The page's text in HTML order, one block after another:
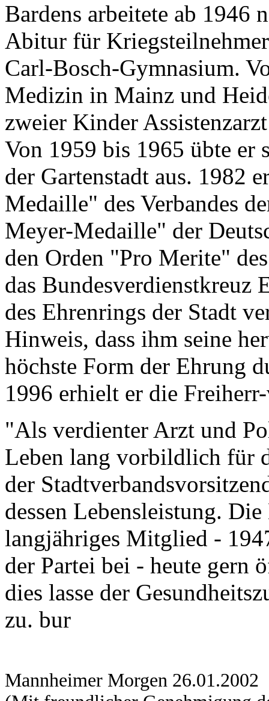
Bardens arbeitete ab 1946
Abitur für
Carl-Bosch-Gymnasium.
Medizin in Mainz und
zweier Kinder
Von 1959 bis 1965 übte er
der Gartenstadt aus. 1982
Medaille" des Verbandes
Meyer-Medaille" der
den Orden "Pro Merite"
das Bundesverdienstkreuz
des Ehrenrings der Stadt
Hinweis, dass ihm seine
höchste Form der Ehrung
1996 erhielt er die
"Als verdienter Arzt und
Leben lang vorbildlich für
der
dessen Lebensleistung.
langjähriges Mitglied -
der Partei bei - heute gern
dies lasse der
zu. bur
Mannheimer Morgen 26.01.2002